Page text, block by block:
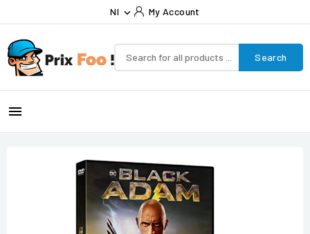
Nl  My Account
Search
